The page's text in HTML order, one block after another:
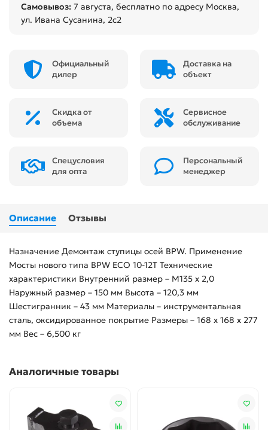
Самовывоз: 7 августа, бесплатно по адресу Москва,
ул. Ивана Сусанина, 2с2
Официальный
дилер
Доставка на
объект
Скидка от
объема
Сервисное
обслуживание
Спецусловия
для опта
Персональный
менеджер
Описание Отзывы
Назначение Демонтаж ступицы осей BPW. Применение
Мосты нового типа BPW ECO 10-12Т Технические
характеристики Внутренний размер – M135 x 2,0
Наружный размер – 150 мм Высота – 120,3 мм
Шестигранник – 43 мм Материалы – инструментальная
сталь, оксидированное покрытие Размеры – 168 х 168 х 277
мм Вес – 6,500 кг
Аналогичные товары